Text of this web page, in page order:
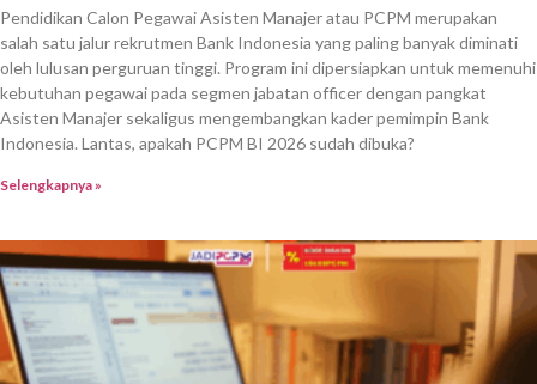
Pendidikan Calon Pegawai Asisten Manajer atau PCPM merupakan
salah satu jalur rekrutmen Bank Indonesia yang paling banyak diminati
oleh lulusan perguruan tinggi. Program ini dipersiapkan untuk memenuhi
kebutuhan pegawai pada segmen jabatan officer dengan pangkat
Asisten Manajer sekaligus mengembangkan kader pemimpin Bank
Indonesia. Lantas, apakah PCPM BI 2026 sudah dibuka?
Selengkapnya »